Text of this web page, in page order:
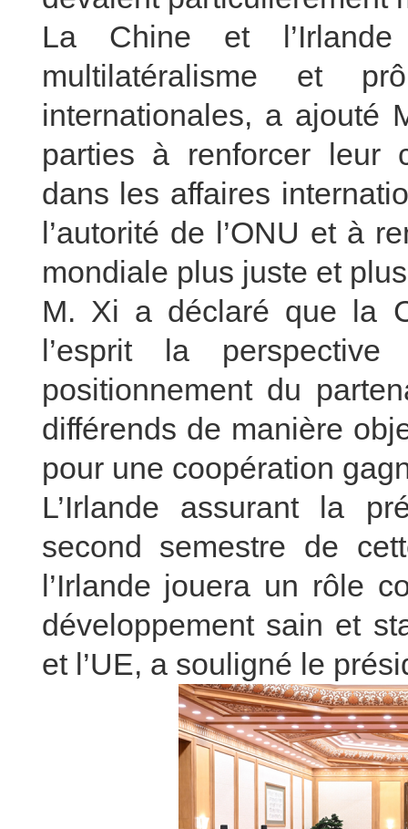
La Chine et
multilatéralisme et
internationales, a ajouté
parties à renforcer leur
dans les affaires
l’autorité de l’ONU et à
mondiale plus juste et
M. Xi a déclaré que la
l’esprit la
positionnement du
différends de manière
pour une coopération
L’Irlande assurant la
second semestre de
l’Irlande jouera un rôle
développement sain et
et l’UE, a souligné le